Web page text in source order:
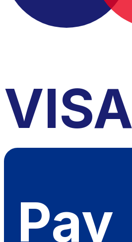
VISA
Pay